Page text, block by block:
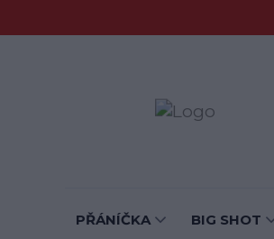
PŘÁNÍČKA BIG SHOT